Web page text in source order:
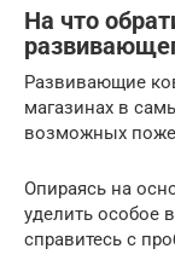
На что
Развивающие
магазинах в
возможных
Опираясь на
уделить особое
справитесь с